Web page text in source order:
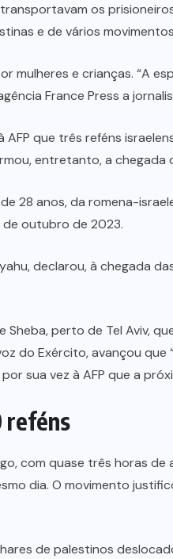
os
e de vários
mulheres e crianças. “A
France Press a
que três reféns
entretanto, a chegada
28 anos, da romena-
outubro de 2023.
declarou, à chegada
perto de Tel Aviv,
do Exército, avançou
sua vez à AFP que a
reféns
com quase três horas
dia. O movimento
de palestinos